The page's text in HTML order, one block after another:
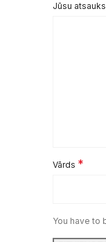
Jūsu
Vārds *
You have to